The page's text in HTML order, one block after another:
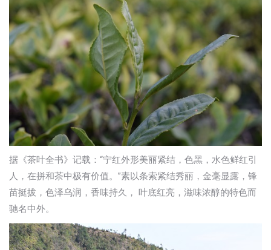
据《茶叶全书》记载：“宁红外形美丽紧结，色黑，水色鲜红引
人，在拼和茶中极有价值。”素以条索紧结秀丽，金毫显露，锋
苗挺拔，色泽乌润，香味持久， 叶底红亮，滋味浓醇的特色而
驰名中外。